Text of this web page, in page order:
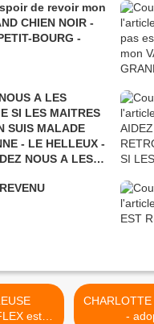
de revoir mon
CHIEN NOIR -
BOURG -
SI LES MAITRES
- LE HELLEUX -
NOUS A LES
est